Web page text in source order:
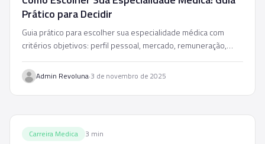
Prático para Decidir
Guia prático para escolher sua especialidade médica com
critérios objetivos: perfil pessoal, mercado, remuneração,
Admin Revoluna·3 de novembro de 2025
Carreira Medica 3 min